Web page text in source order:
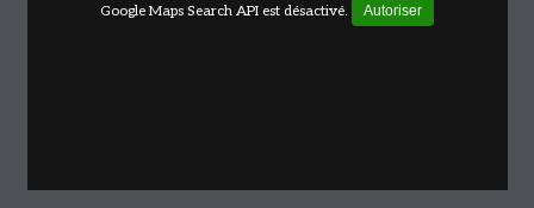
Google Maps Search API est désactivé. Autoriser